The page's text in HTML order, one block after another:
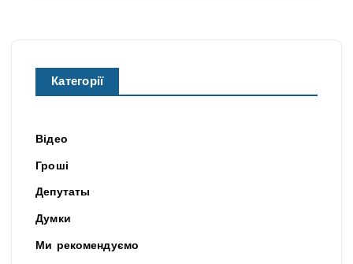
Категорії
Відео
Гроші
Депутаты
Думки
Ми рекомендуємо